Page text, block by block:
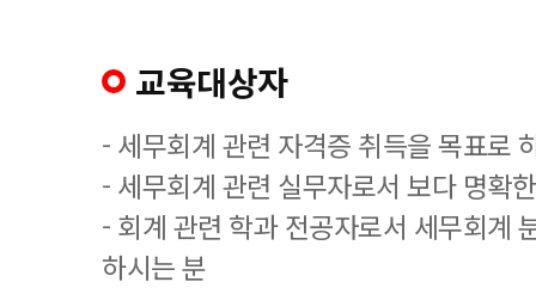
교육대상자
- 세무회계 관련 자격증 취득을 목표로
- 세무회계 관련 실무자로서 보다 명확
- 회계 관련 학과 전공자로서 세무회계
하시는 분